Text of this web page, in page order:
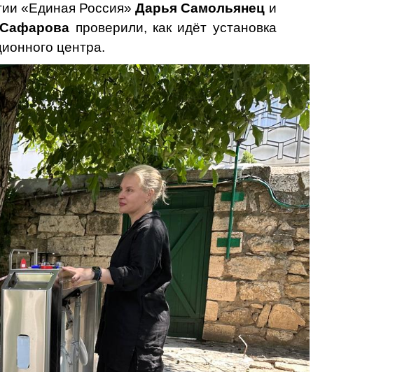
«Единая Россия»Дарья Самольянец и
проверили, как идёт установка
центра.